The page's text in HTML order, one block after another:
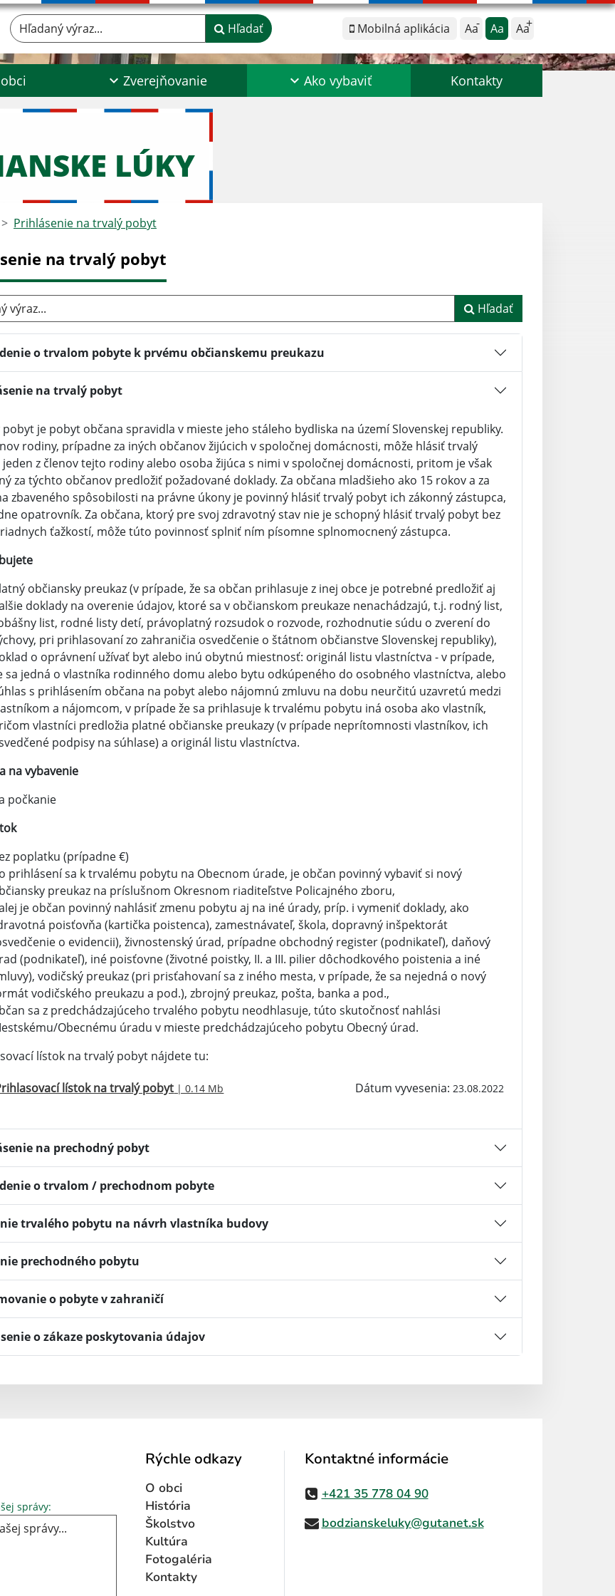
Mobilná aplikácia Aa Aa Aa
Hľadaný výraz... Hľadať
Zverejňovanie Ako vybaviť Kontakty
LÚKY
Prihlásenie na trvalý pobyt
na trvalý pobyt
Hľadať
o trvalom pobyte k prvému občianskemu preukazu
na trvalý pobyt
pobyt je pobyt občana spravidla v mieste jeho stáleho bydliska na území Slovenskej republiky.
rodiny, prípadne za iných občanov žijúcich v spoločnej domácnosti, môže hlásiť trvalý
z členov tejto rodiny alebo osoba žijúca s nimi v spoločnej domácnosti, pritom je však
za týchto občanov predložiť požadované doklady. Za občana mladšieho ako 15 rokov a za
zbaveného spôsobilosti na právne úkony je povinný hlásiť trvalý pobyt ich zákonný zástupca,
opatrovník. Za občana, ktorý pre svoj zdravotný stav nie je schopný hlásiť trvalý pobyt bez
ťažkostí, môže túto povinnosť splniť ním písomne splnomocnený zástupca.
občiansky preukaz (v prípade, že sa občan prihlasuje z inej obce je potrebné predložiť aj
doklady na overenie údajov, ktoré sa v občianskom preukaze nenachádzajú, t.j. rodný list,
list, rodné listy detí, právoplatný rozsudok o rozvode, rozhodnutie súdu o zverení do
pri prihlasovaní zo zahraničia osvedčenie o štátnom občianstve Slovenskej republiky),
o oprávnení užívať byt alebo inú obytnú miestnosť: originál listu vlastníctva - v prípade,
sa jedná o vlastníka rodinného domu alebo bytu odkúpeného do osobného vlastníctva, alebo
s prihlásením občana na pobyt alebo nájomnú zmluvu na dobu neurčitú uzavretú medzi
a nájomcom, v prípade že sa prihlasuje k trvalému pobytu iná osoba ako vlastník,
vlastníci predložia platné občianske preukazy (v prípade neprítomnosti vlastníkov, ich
podpisy na súhlase) a originál listu vlastníctva.
na vybavenie
počkanie
poplatku (prípadne €)
prihlásení sa k trvalému pobytu na Obecnom úrade, je občan povinný vybaviť si nový
preukaz na príslušnom Okresnom riaditeľstve Policajného zboru,
je občan povinný nahlásiť zmenu pobytu aj na iné úrady, príp. i vymeniť doklady, ako
poisťovňa (kartička poistenca), zamestnávateľ, škola, dopravný inšpektorát
o evidencii), živnostenský úrad, prípadne obchodný register (podnikateľ), daňový
(podnikateľ), iné poisťovne (životné poistky, II. a III. pilier dôchodkového poistenia a iné
vodičský preukaz (pri prisťahovaní sa z iného mesta, v prípade, že sa nejedná o nový
vodičského preukazu a pod.), zbrojný preukaz, pošta, banka a pod.,
sa z predchádzajúceho trvalého pobytu neodhlasuje, túto skutočnosť nahlási
Obecnému úradu v mieste predchádzajúceho pobytu Obecný úrad.
lístok na trvalý pobyt nájdete tu:
lístok na trvalý pobyt | 0.14 Mb Dátum vyvesenia: 23.08.2022
na prechodný pobyt
o trvalom / prechodnom pobyte
trvalého pobytu na návrh vlastníka budovy
prechodného pobytu
o pobyte v zahraničí
o zákaze poskytovania údajov
správy: Text vašej správy...
Rýchle odkazy
O obci
História
Školstvo
Kultúra
Fotogaléria
Kontakty
Kontaktné informácie
+421 35 778 04 90
bodzianskeluky@gutanet.sk